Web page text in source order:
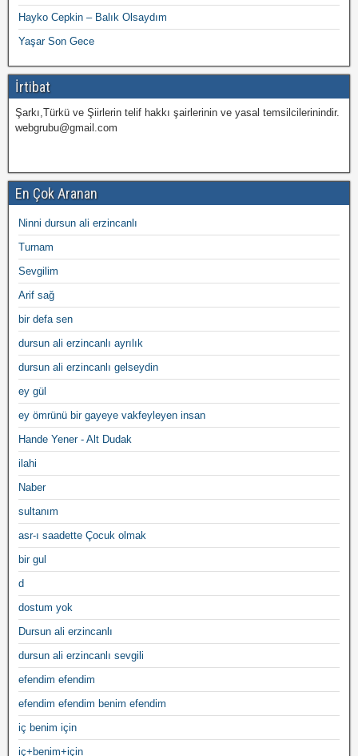
Hayko Cepkin – Balık Olsaydım
Yaşar Son Gece
İrtibat
Şarkı,Türkü ve Şiirlerin telif hakkı şairlerinin ve yasal temsilcilerinindir.
webgrubu@gmail.com
En Çok Aranan
Ninni dursun ali erzincanlı
Turnam
Sevgilim
Arif sağ
bir defa sen
dursun ali erzincanlı ayrılık
dursun ali erzincanlı gelseydin
ey gül
ey ömrünü bir gayeye vakfeyleyen insan
Hande Yener - Alt Dudak
ilahi
Naber
sultanım
asr-ı saadette Çocuk olmak
bir gul
d
dostum yok
Dursun ali erzincanlı
dursun ali erzincanlı sevgili
efendim efendim
efendim efendim benim efendim
iç benim için
iç+benim+için